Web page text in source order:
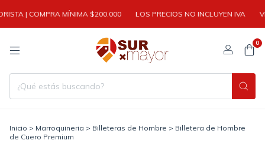
| COMPRA MÍNIMA $200.000 LOS PRECIOS NO INCLUYEN IVA
0
Inicio > Marroquineria > Billeteras de Hombre > Billetera de Hombre
de Cuero Premium